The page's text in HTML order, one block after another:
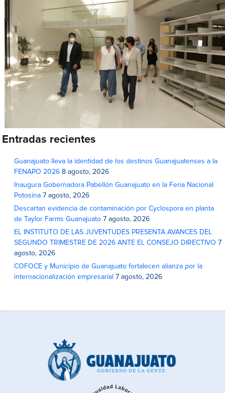
Entradas recientes
Guanajuato lleva la identidad de los destinos Guanajuatenses a la
FENAPO 2026 8 agosto, 2026
Inaugura Gobernadora Pabellón Guanajuato en la Feria Nacional
Potosina 7 agosto, 2026
Descartan evidencia de contaminación por Cyclospora en planta
de Taylor Farms Guanajuato 7 agosto, 2026
EL INSTITUTO DE LAS JUVENTUDES PRESENTA AVANCES DEL
SEGUNDO TRIMESTRE DE 2026 ANTE EL CONSEJO DIRECTIVO 7
agosto, 2026
COFOCE y Municipio de Guanajuato fortalecen alianza por la
internacionalización empresarial 7 agosto, 2026